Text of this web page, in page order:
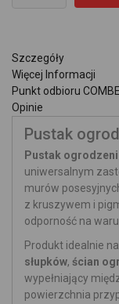
Szczegóły
Więcej Informacji
Punkt odbioru
Opinie
Pustak
Pustak
uniwersalnym
murów
z kruszywem i
odporność na
Produkt idealnie
słupków, ścian
wypełniający
powierzchnia